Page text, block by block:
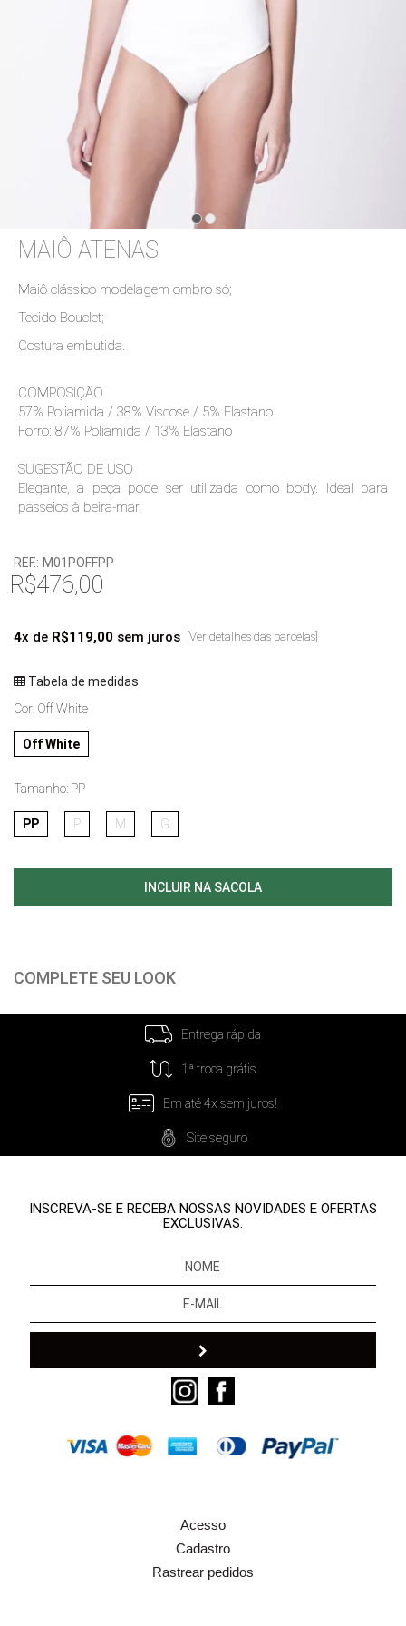
MAIÔ ATENAS
Maiô clássico modelagem ombro só;
Tecido Bouclet;
Costura embutida.
COMPOSIÇÃO
57% Poliamida / 38% Viscose / 5% Elastano
Forro: 87% Poliamida / 13% Elastano
SUGESTÃO DE USO
Elegante, a peça pode ser utilizada como body. Ideal para
passeios à beira-mar.
REF.: M01POFFPP
R$476,00
4x de R$119,00 sem juros [Ver detalhes das parcelas]
Tabela de medidas
Cor: Off White
Off White
Tamanho: PP
PP P M G
COMPLETE SEU LOOK
Entrega rápida
1ª troca grátis
Em até 4x sem juros!
Site seguro
INSCREVA-SE E RECEBA NOSSAS NOVIDADES E OFERTAS
EXCLUSIVAS.
Acesso
Cadastro
Rastrear pedidos